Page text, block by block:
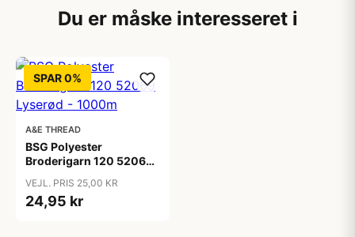
Du er måske interesseret i
SPAR 0%
A&E THREAD
BSG Polyester
Broderigarn 120 52069
VEJL. PRIS 25,00 KR
24,95 kr